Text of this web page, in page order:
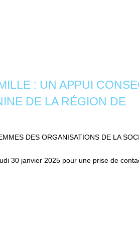
: UN APPUI
DE LA RÉGION DE
DES ORGANISATIONS DE LA
30 janvier 2025 pour une prise de